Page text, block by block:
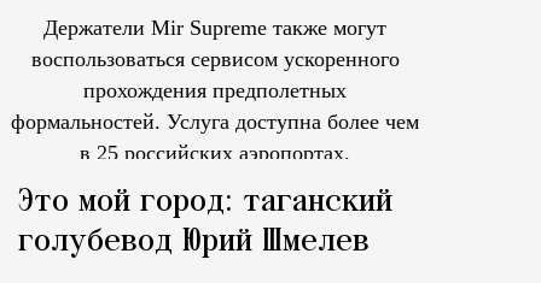
Держатели Mir Supreme также могут
воспользоваться сервисом ускоренного
прохождения предполетных
формальностей. Услуга доступна более чем
в 25 российских аэропортах.
Это мой город: таганский
голубевод Юрий Шмелев